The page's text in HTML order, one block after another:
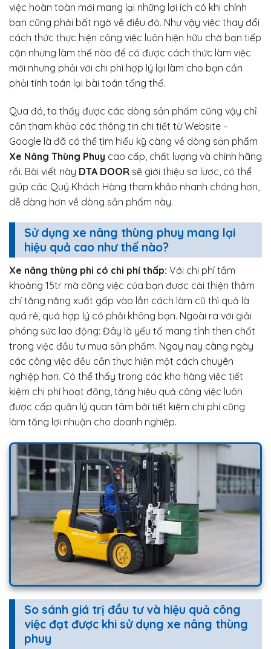
việc hoàn toàn mới mang lại những lợi ích có khi chính
bạn cũng phải bất ngờ về điều đó. Như vậy việc thay đổi
cách thức thực hiện công việc luôn hiện hữu chờ bạn tiếp
cận nhưng làm thế nào để có được cách thức làm việc
mới nhưng phải với chi phì hợp lý lại làm cho bạn cần
phải tính toán lại bài toán tổng thể.
Qua đó, ta thấy được các dòng sản phẩm cũng vậy chỉ
cần tham khảo các thông tin chi tiết từ Website –
Google là đã có thể tìm hiểu kỹ càng về dòng sản phẩm
Xe Nâng Thùng Phuy cao cấp, chất lượng và chính hãng
rồi. Bài viết này DTA DOOR sẽ giới thiệu sơ lược, có thể
giúp các Quý Khách Hàng tham khảo nhanh chóng hơn,
dễ dàng hơn về dòng sản phẩm này.
Sử dụng xe nâng thùng phuy mang lại
hiệu quả cao như thế nào?
Xe nâng thùng phi có chi phí thấp: Với chi phí tầm
khoảng 15tr mà công việc của bạn được cải thiện thậm
chí tăng năng xuất gấp vào lần cách làm cũ thì quả là
quá rẻ, quá hợp lý có phải không bạn. Ngoài ra với giải
phóng sức lao động: Đây là yếu tố mang tính then chốt
trong việc đầu tư mua sản phẩm. Ngay nay càng ngày
các công việc đều cần thực hiện một cách chuyên
nghiệp hơn. Có thể thấy trong các kho hàng việc tiết
kiệm chi phí hoạt đông, tăng hiệu quả công việc luôn
được cấp quản lý quan tâm bởi tiết kiệm chi phí cũng
làm tăng lợi nhuận cho doanh nghiệp.
So sánh giá trị đầu tư và hiệu quả công
việc đạt được khi sử dụng xe nâng thùng
phuy